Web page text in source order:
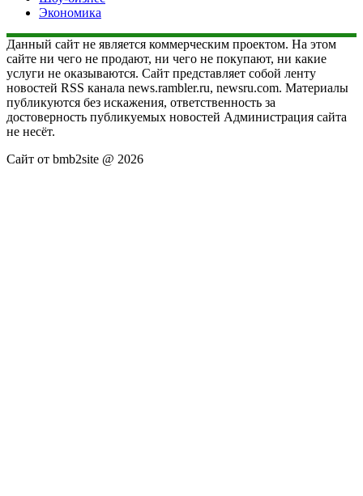
Экономика
Данный сайт не является коммерческим проектом. На этом
сайте ни чего не продают, ни чего не покупают, ни какие
услуги не оказываются. Сайт представляет собой ленту
новостей RSS канала news.rambler.ru, newsru.com. Материалы
публикуются без искажения, ответственность за
достоверность публикуемых новостей Администрация сайта
не несёт.
Сайт от bmb2site @ 2026